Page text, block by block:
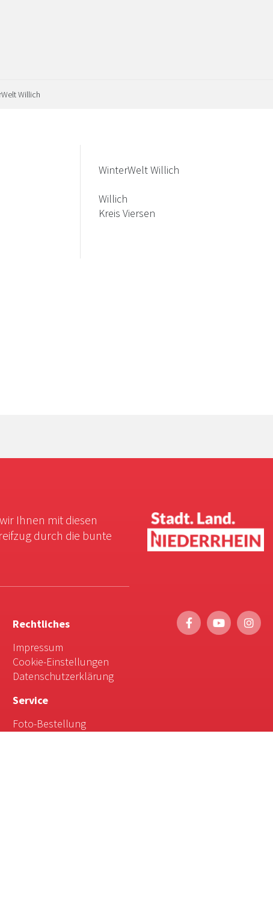
Willich
WinterWelt Willich
Willich
Kreis Viersen
Ihnen mit diesen
durch die bunte
Rechtliches
Impressum
Cookie-Einstellungen
Datenschutzerklärung
Service
Foto-Bestellung